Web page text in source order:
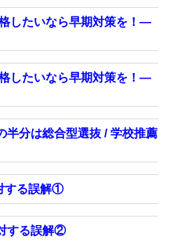
したいなら早期対策を！—
したいなら早期対策を！—
半分は総合型選抜 / 学校推薦
する誤解①
する誤解②